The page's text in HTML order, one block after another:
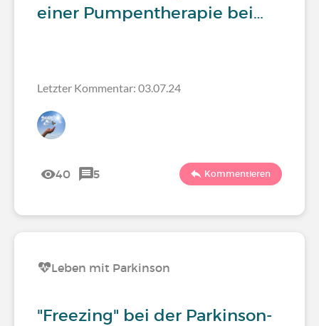
einer Pumpentherapie bei…
Letzter Kommentar: 03.07.24
40 5 Kommentieren
Leben mit Parkinson
"Freezing" bei der Parkinson-